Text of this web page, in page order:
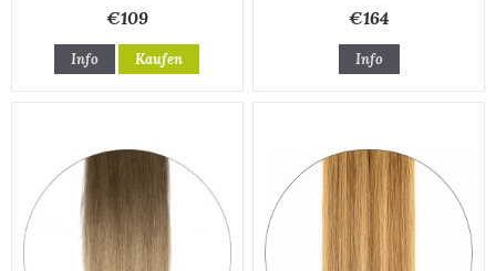
€109
Info Kaufen
€164
Info